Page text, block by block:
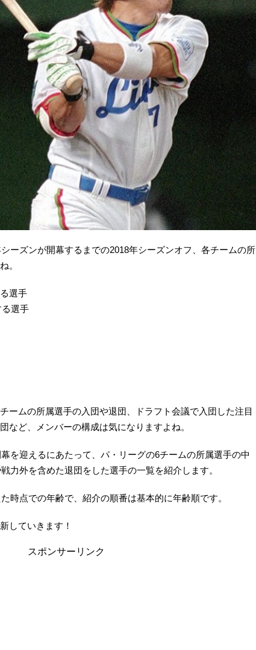
ーズンが開幕するまでの2018年シーズンオフ、各チームの所
。
選手
る選手
ームの所属選手の入団や退団、ドラフト会議で入団した注目
など、メンバーの構成は気になりますよね。
を迎えるにあたって、パ・リーグの6チームの所属選手の中
力外を含めた退団をした選手の一覧を紹介します。
時点での年齢で、紹介の順番は基本的に年齢順です。
していきます！
スポンサーリンク